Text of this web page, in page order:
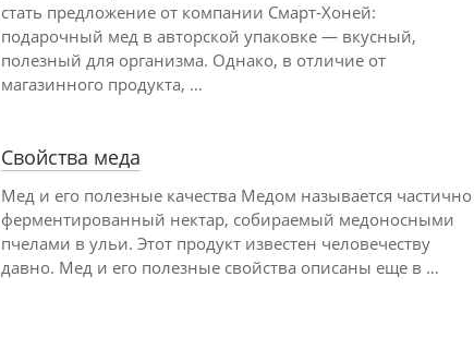
стать предложение от компании Смарт-Хоней:
подарочный мед в авторской упаковке — вкусный,
полезный для организма. Однако, в отличие от
магазинного продукта, …
Свойства меда
Мед и его полезные качества Медом называется частично
ферментированный нектар, собираемый медоносными
пчелами в ульи. Этот продукт известен человечеству
давно. Мед и его полезные свойства описаны еще в …